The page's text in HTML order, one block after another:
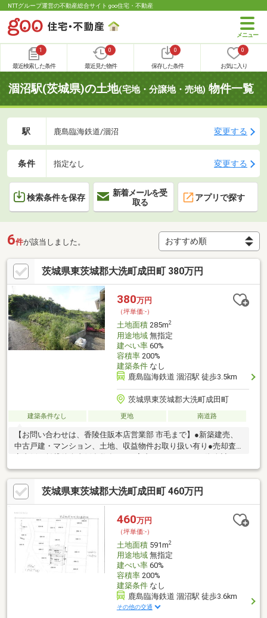
NTTグループ運営の不動産総合サイト goo住宅・不動産
1
最近検索した条件
0
最近見た物件
0
保存した条件
0
お気に入り
涸沼駅(茨城県)の土地(宅地・分譲地・売地) 物件一覧
駅 鹿島臨海鉄道/涸沼 変更する
条件 指定なし 変更する
検索条件を保存
新着メールを受
取る
アプリで探す
6件が該当しました。
茨城県東茨城郡大洗町成田町 380万円
380万円
（坪単価:-）
土地面積285m2
用途地域無指定
建ぺい率60%
容積率200%
建築条件なし
鹿島臨海鉄道 涸沼駅 徒歩3.5km
茨城県東茨城郡大洗町成田町
建築条件なし 更地 南道路
【お問い合わせは、香陵住販本店営業部 市毛まで】●新築建売、
中古戸建・マンション、土地、収益物件お取り扱い有り●売却査
定事例、賃貸仲介事例多数有り●ご案内だけではなく、資金計
画・住宅ローンのご相談もお任せください
茨城県東茨城郡大洗町成田町 460万円
460万円
（坪単価:-）
土地面積591m2
用途地域無指定
建ぺい率60%
容積率200%
建築条件なし
鹿島臨海鉄道 涸沼駅 徒歩3.6km
その他の交通